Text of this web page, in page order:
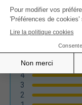
5
4
3
2